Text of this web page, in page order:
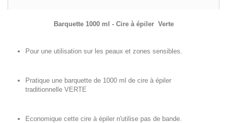
Barquette 1000 ml - Cire à épiler Verte
Pour une utilisation sur les peaux et zones sensibles.
Pratique une barquette de 1000 ml de cire à épiler
traditionnelle VERTE
Economique cette cire à épiler n'utilise pas de bande.